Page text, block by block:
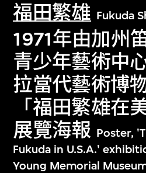
福田繁雄 Fukuda
1971年由加州
青少年藝術中
拉當代藝術博
「福田繁雄在
展覽海報 Poster,
Fukuda in U.S.A.'
Young Memorial